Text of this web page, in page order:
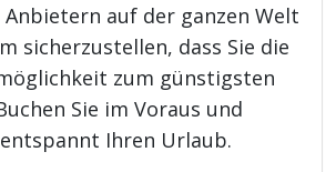
Anbietern auf der ganzen Welt
sicherzustellen, dass Sie die
zum günstigsten
Sie im Voraus und
Ihren Urlaub.